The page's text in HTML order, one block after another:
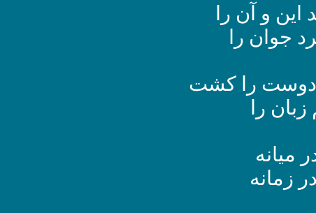
و آن را
جوان را
دوست را کشت
را
میانه
زمانه